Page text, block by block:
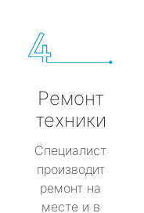
Ремонт
техники
Специалист
производит
ремонт на
месте и в